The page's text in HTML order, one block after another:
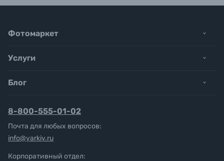
Фотомаркет
Услуги
Блог
8-800-555-01-02
Почта для любых вопросов:
info@yarkiy.ru
Корпоративный отдел: